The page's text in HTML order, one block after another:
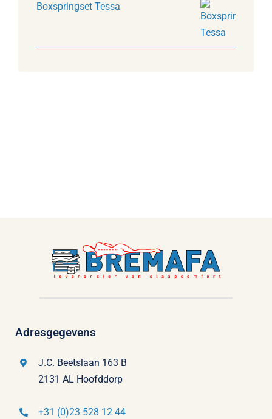
Boxspringset Tessa
Adresgegevens
J.C. Beetslaan 163 B
2131 AL Hoofddorp
+31 (0)23 528 12 44